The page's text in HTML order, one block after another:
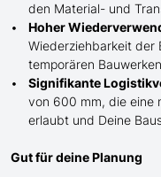
den Material- und
Hoher
Wiederziehbarkeit der
temporären
Signifikante
von 600 mm, die eine
erlaubt und Deine
Gut für deine Planung